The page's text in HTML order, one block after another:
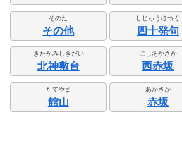
そのた
その他
しじゅうほつく
四十発句
きたかみしきだい
北神敷台
にしあかさか
西赤坂
たてやま
館山
あかさか
赤坂